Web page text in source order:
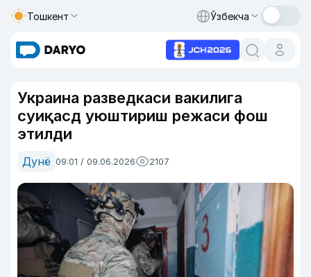
Тошкент Ўзбекча
Украина разведкаси вакилига
суиқасд уюштириш режаси фош
этилди
Дунё 09:01 / 09.06.2026 2107